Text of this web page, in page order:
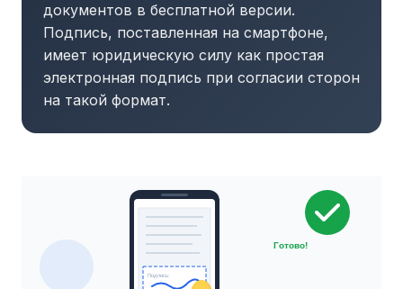
документов в бесплатной версии.
Подпись, поставленная на смартфоне,
имеет юридическую силу как простая
электронная подпись при согласии сторон
на такой формат.
Подпись:
Готово!